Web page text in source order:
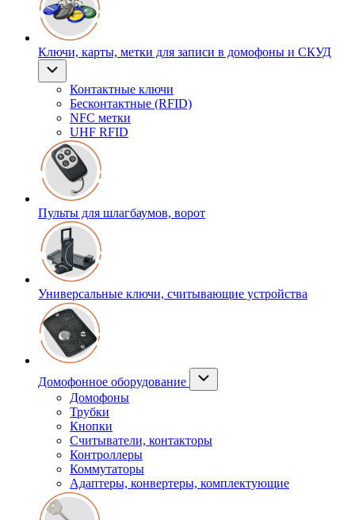
Ключи, карты, метки для записи в домофоны и СКУД
Контактные ключи
Бесконтактные (RFID)
NFC метки
UHF RFID
Пульты для шлагбаумов, ворот
Универсальные ключи, считывающие устройства
Домофонное оборудование
Домофоны
Трубки
Кнопки
Считыватели, контакторы
Контроллеры
Коммутаторы
Адаптеры, конвертеры, комплектующие